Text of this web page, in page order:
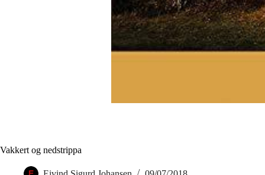
Vakkert og nedstrippa